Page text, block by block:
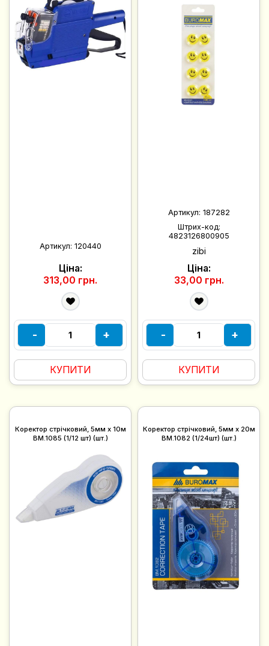
Артикул: 120440
Ціна:
313,00 грн.
- +
КУПИТИ
Артикул: 187282
Штрих-код:
4823126800905
zibi
Ціна:
33,00 грн.
- +
КУПИТИ
Коректор стрічковий, 5мм х 10м
BM.1085 (1/12 шт) (шт.)
Коректор стрічковий, 5мм х 20м
BM.1082 (1/24шт) (шт.)